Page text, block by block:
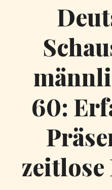
60:
zeitlose